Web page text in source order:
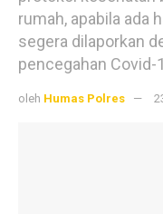
rumah, apabila ada
segera dilaporkan
pencegahan Covid-
oleh Humas Polres